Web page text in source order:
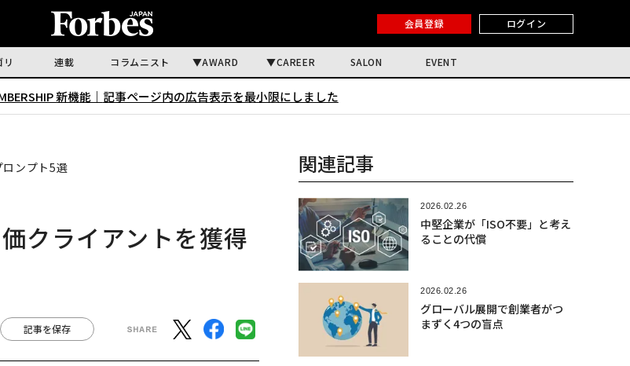
会員登録 ログイン
リ 連載 コラムニスト AWARD CAREER SALON EVENT
新機能｜ 記事ページ内の広告表示を最小限にしました
ンプト5選
クライアントを獲得
記事を保存
関連記事
2026.02.26
中堅企業が「ISO不要」と考え
ることの代償
2026.02.26
グローバル展開で創業者がつ
まずく4つの盲点